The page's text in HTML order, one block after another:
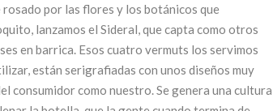
rosado por las flores y los botánicos que
lanzamos el Sideral, que capta como otros
en barrica. Esos cuatro vermuts los servimos
están serigrafiadas con unos diseños muy
consumidor como nuestro. Se genera una cultura